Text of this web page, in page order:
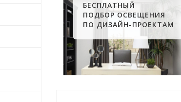
БЕСПЛАТНЫЙ
ПОДБОР ОСВЕЩЕНИЯ
ПО ДИЗАЙН-ПРОЕКТАМ